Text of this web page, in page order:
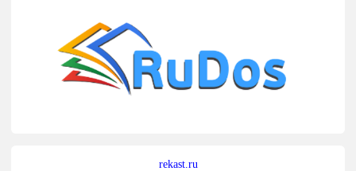
rekast.ru